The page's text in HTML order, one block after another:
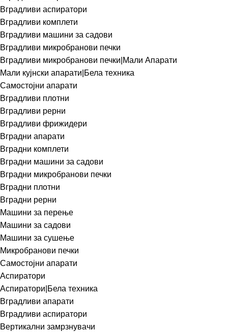
Вградливи аспиратори
Вградливи комплети
Вградливи машини за садови
Вградливи микробранови печки
Вградливи микробранови печки|Мали Апарати
Мали кујнски апарати|Бела техника
Самостојни апарати
Вградливи плотни
Вградливи рерни
Вградливи фрижидери
Вградни апарати
Вградни комплети
Вградни машини за садови
Вградни микробранови печки
Вградни плотни
Вградни рерни
Машини за перење
Машини за садови
Машини за сушење
Микробранови печки
Самостојни апарати
Аспиратори
Аспиратори|Бела техника
Вградливи апарати
Вградливи аспиратори
Вертикални замрзнувачи